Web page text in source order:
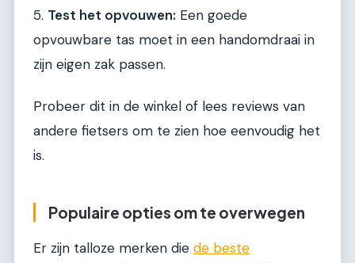
5. Test het opvouwen: Een goede
opvouwbare tas moet in een handomdraai in
zijn eigen zak passen.
Probeer dit in de winkel of lees reviews van
andere fietsers om te zien hoe eenvoudig het
is.
Populaire opties om te overwegen
Er zijn talloze merken die de beste